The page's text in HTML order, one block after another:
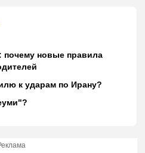
новые правила
к ударам по Ирану?